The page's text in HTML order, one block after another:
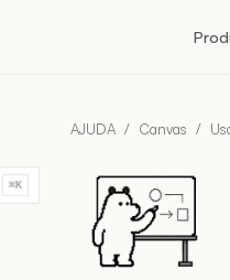
⌘K
AJUDA / Canvas /